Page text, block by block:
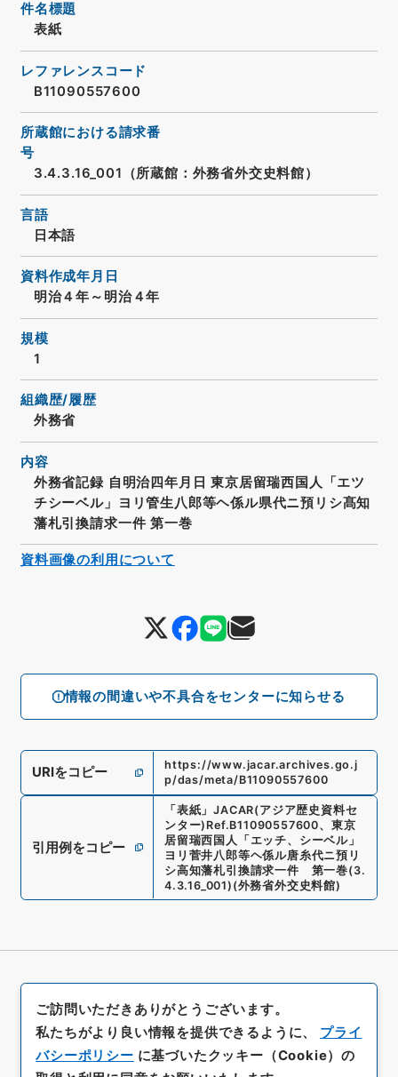
情報の間違いや不具合をセンターに知らせる
件名標題
表紙
レファレンスコード
B11090557600
所蔵館における請求番
号
3.4.3.16_001（所蔵館：外務省外交史料館）
言語
日本語
資料作成年月日
明治４年～明治４年
規模
1
組織歴/履歴
外務省
内容
外務省記録 自明治四年月日 東京居留瑞西国人「エツ
チシーベル」ヨリ管生八郎等ヘ係ル県代ニ預リシ髙知
藩札引換請求一件 第一巻
URIをコピー
https://www.jacar.archives.go.j
p/das/meta/B11090557600
引用例をコピー
「表紙 」JACAR(アジア歴史資料セ
ンター) Ref.B11090557600、 東京
居留瑞西国人「エッチ、シーベル」
ヨリ菅井八郎等ヘ係ル唐糸代ニ預リ
シ高知藩札引換請求一件 第一巻(3.
4.3.16_001) (外務省外交史料館)
資料画像の利用について
ご訪問いただきありがとうございます。
私たちがより良い情報を提供できるように、 プライ
バシーポリシー に基づいたクッキー（Cookie）の